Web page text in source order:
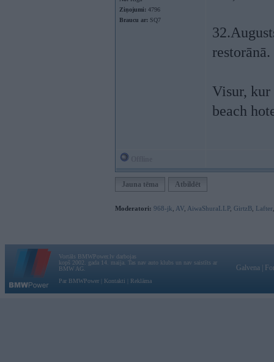
Ziņojumi: 4796
Braucu ar: SQ7
restorānā.
Visur,
beach
Jauna tēma Atbildēt
Moderatori: 968-jk AV AiwaShuraLLP, GirtzB Lafter
Vortāls BMWPower.lv darbojas
kopš 2002. gada 14. maija. Tas nav auto klubs un nav saistīts ar
BMW AG.
Par BMWPower
Kontakti Reklāma
Galvena